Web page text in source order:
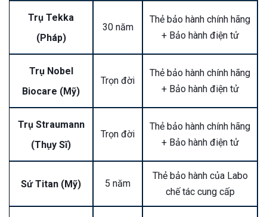
Trụ Tekka
(Pháp)
30 năm
Thẻ bảo hành chính hãng
+ Bảo hành điện tử
Trụ Nobel
Biocare (Mỹ)
Trọn đời
Thẻ bảo hành chính hãng
+ Bảo hành điện tử
Trụ Straumann
(Thụy Sĩ)
Trọn đời
Thẻ bảo hành chính hãng
+ Bảo hành điện tử
Sứ Titan (Mỹ) 5 năm
Thẻ bảo hành của Labo
chế tác cung cấp